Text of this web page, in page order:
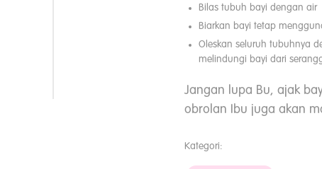
Bilas tubuh bayi dengan
Biarkan bayi tetap
Oleskan seluruh tubuhnya
melindungi bayi dari
Jangan lupa Bu, ajak
obrolan Ibu juga akan
Kategori: